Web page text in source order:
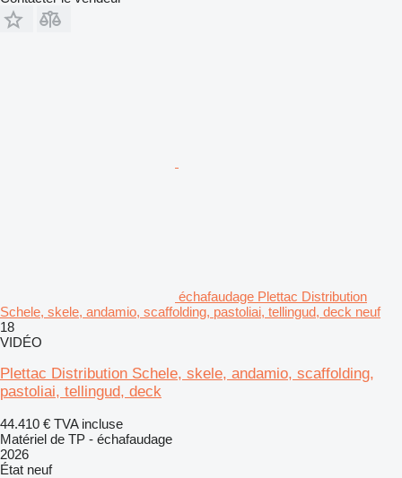
échafaudage Plettac Distribution
Schele, skele, andamio, scaffolding, pastoliai, tellingud, deck neuf
18
VIDÉO
Plettac Distribution Schele, skele, andamio, scaffolding,
pastoliai, tellingud, deck
44.410 € TVA incluse
Matériel de TP - échafaudage
2026
État neuf